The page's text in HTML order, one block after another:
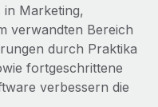
in Marketing,
verwandten Bereich
durch Praktika
fortgeschrittene
verbessern die